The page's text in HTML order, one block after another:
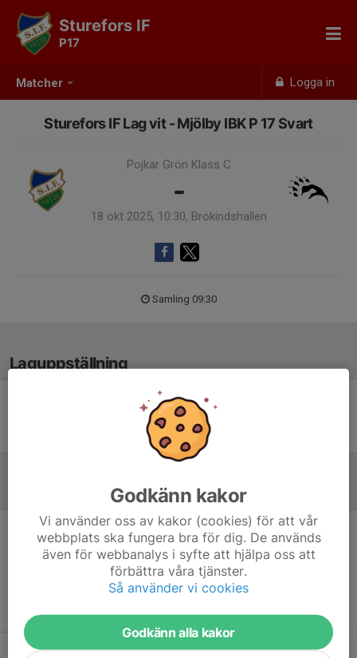
Matcher Logga in
Sturefors IF
P17
Sturefors IF Lag vit - Mjölby IBK P 17 Svart
Pojkar Grön Klass C
-
18 okt 2025, 10:30, Brokindshallen
Samling 09:30
Laguppställning
Ingen uppställning ifylld
Inget referat skrivet
Godkänn kakor
Vi använder oss av kakor (cookies) för att vår
webbplats ska fungera bra för dig. De används
även för webbanalys i syfte att hjälpa oss att
förbättra våra tjänster.
Så använder vi cookies
Godkänn alla kakor